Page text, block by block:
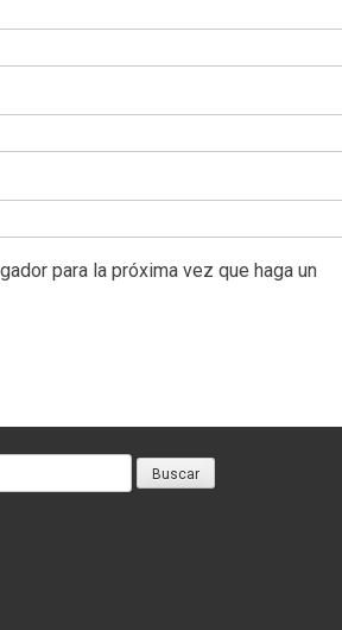
para la próxima vez que haga un